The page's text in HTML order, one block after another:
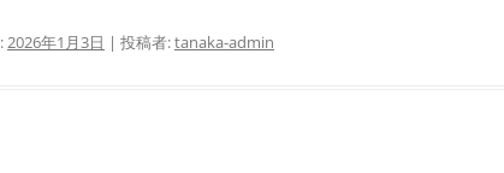
2026年1月3日 | 投稿者:tanaka-admin